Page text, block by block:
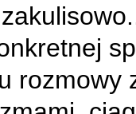
rozmowy